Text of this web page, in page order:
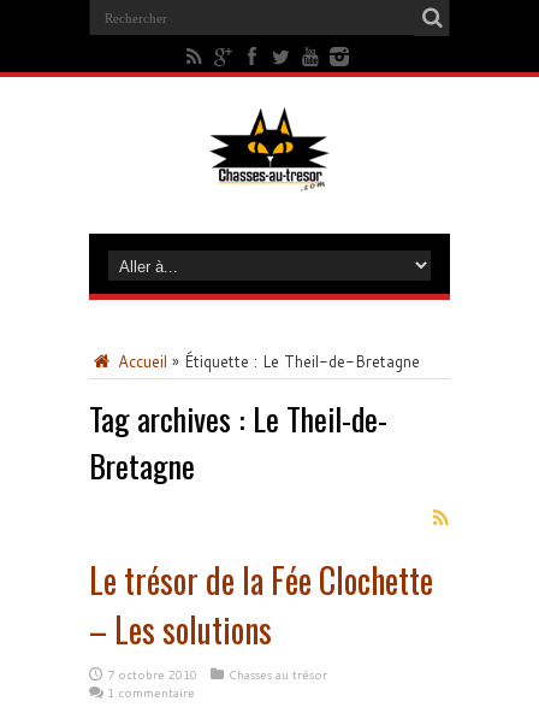
Accueil » Étiquette : Le Theil-de-Bretagne
Tag archives : Le Theil-de-
Bretagne
Le trésor de la Fée Clochette
– Les solutions
7 octobre 2010
Chasses au trésor
1 commentaire